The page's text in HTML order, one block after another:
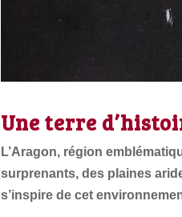
Une terre
L’Aragon, région
surprenants, des plaines
s’inspire de cet